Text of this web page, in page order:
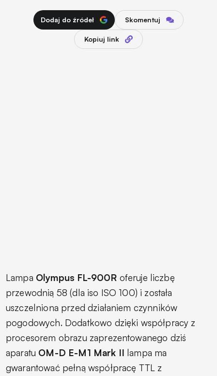
Dodaj do źródeł Skomentuj
Kopiuj link
Lampa Olympus FL-900R oferuje liczbę
przewodnią 58 (dla iso ISO 100) i została
uszczelniona przed działaniem czynników
pogodowych. Dodatkowo dzięki współpracy z
procesorem obrazu zaprezentowanego dziś
aparatu OM-D E-M1 Mark II lampa ma
gwarantować pełną współpracę TTL z